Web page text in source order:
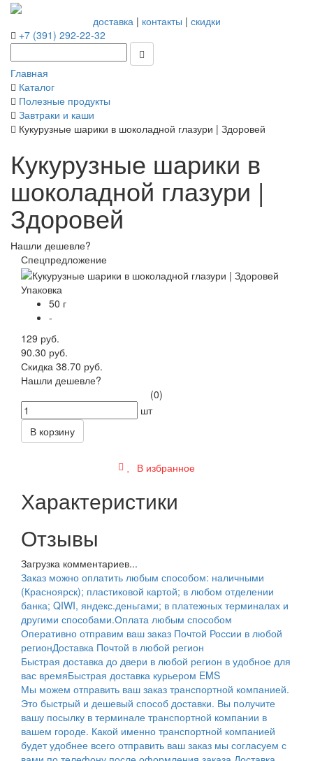
доставка| контакты | скидки
+7 (391) 292-22-32
Главная
Каталог
Полезные продукты
Завтраки и каши
Кукурузные шарики в шоколадной глазури | Здоровей
Кукурузные шарики в
шоколадной глазури |
Здоровей
Нашли дешевле?
Спецпредложение
Упаковка
50 г
-
129 руб.
90.30 руб.
Скидка 38.70 руб.
Нашли дешевле?
(0)
шт
В корзину
В избранное
Характеристики
Отзывы
Загрузка комментариев...
Заказ можно оплатить любым способом: наличными
(Красноярск); пластиковой картой; в любом отделении
банка; QIWI, яндекс.деньгами; в платежных терминалах и
другими способами.Оплата любым способом
Оперативно отправим ваш заказ Почтой России в любой
регионДоставка Почтой в любой регион
Быстрая доставка до двери в любой регион в удобное для
вас времяБыстрая доставка курьером EMS
Мы можем отправить ваш заказ транспортной компанией.
Это быстрый и дешевый способ доставки. Вы получите
вашу посылку в терминале транспортной компании в
вашем городе. Какой именно транспортной компанией
будет удобнее всего отправить ваш заказ мы согласуем с